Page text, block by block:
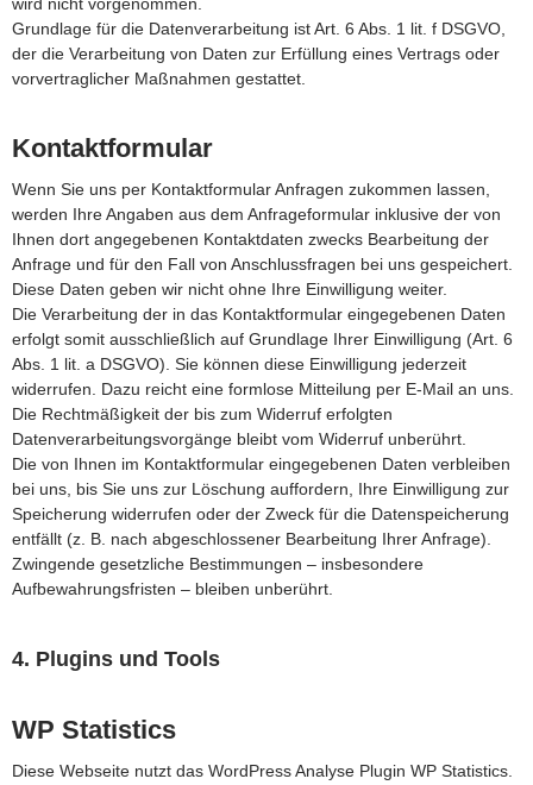
wird nicht vorgenommen.
Grundlage für die Datenverarbeitung ist Art. 6 Abs. 1 lit. f DSGVO,
der die Verarbeitung von Daten zur Erfüllung eines Vertrags oder
vorvertraglicher Maßnahmen gestattet.
Kontaktformular
Wenn Sie uns per Kontaktformular Anfragen zukommen lassen,
werden Ihre Angaben aus dem Anfrageformular inklusive der von
Ihnen dort angegebenen Kontaktdaten zwecks Bearbeitung der
Anfrage und für den Fall von Anschlussfragen bei uns gespeichert.
Diese Daten geben wir nicht ohne Ihre Einwilligung weiter.
Die Verarbeitung der in das Kontaktformular eingegebenen Daten
erfolgt somit ausschließlich auf Grundlage Ihrer Einwilligung (Art. 6
Abs. 1 lit. a DSGVO). Sie können diese Einwilligung jederzeit
widerrufen. Dazu reicht eine formlose Mitteilung per E-Mail an uns.
Die Rechtmäßigkeit der bis zum Widerruf erfolgten
Datenverarbeitungsvorgänge bleibt vom Widerruf unberührt.
Die von Ihnen im Kontaktformular eingegebenen Daten verbleiben
bei uns, bis Sie uns zur Löschung auffordern, Ihre Einwilligung zur
Speicherung widerrufen oder der Zweck für die Datenspeicherung
entfällt (z. B. nach abgeschlossener Bearbeitung Ihrer Anfrage).
Zwingende gesetzliche Bestimmungen – insbesondere
Aufbewahrungsfristen – bleiben unberührt.
4. Plugins und Tools
WP Statistics
Diese Webseite nutzt das WordPress Analyse Plugin WP Statistics.